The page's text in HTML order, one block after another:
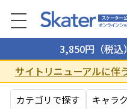
3,850円（税込
サイトリニューアルに伴
カテゴリで探す キャラ